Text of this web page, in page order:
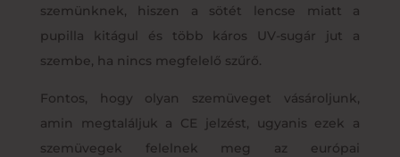
szemünknek, hiszen a sötét lencse miatt a
pupilla kitágul és több káros UV-sugár jut a
szembe, ha nincs megfelelő szűrő.
Fontos, hogy olyan szemüveget vásároljunk,
amin megtaláljuk a CE jelzést, ugyanis ezek a
szemüvegek felelnek meg az európai